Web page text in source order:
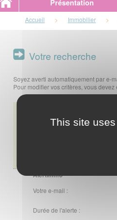
Présentation
Accueil > Immobilier >
Votre recherche
Soyez averti automatiquement par e-
Pour modifier vos critères, vous
Type(s) de transaction :
Alertimmo
Votre e-mail :
Durée de l'alerte :
This site